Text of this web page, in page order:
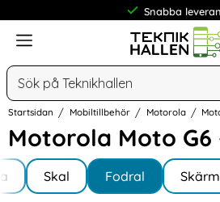
Snabba
Meny
Sök
Startsidan Mobiltillbehör Motorola
Motorola Moto G6
Hoppa
till
produkter
Underkategorier
Moto G6
Skal Fodral